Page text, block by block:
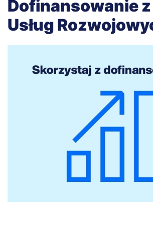
Dofinansowanie
Usług